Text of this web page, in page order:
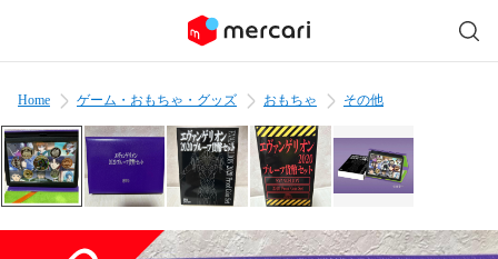
Home ゲーム・おもちゃ・グッズ おもちゃ その他